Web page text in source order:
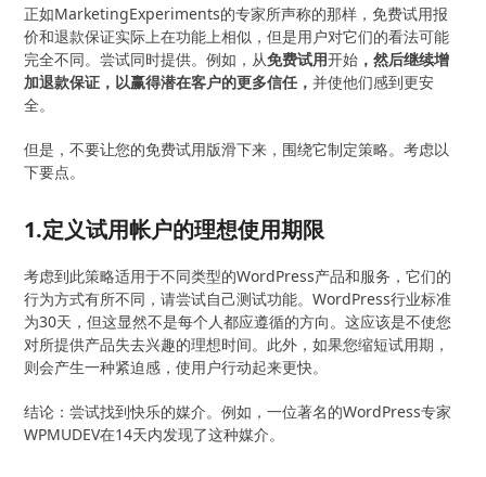
正如MarketingExperiments的专家所声称的那样，免费试用报
价和退款保证实际上在功能上相似，但是用户对它们的看法可能
完全不同。尝试同时提供。例如，从免费试用开始 ，然后继续增
加退款保证，以赢得潜在客户的更多信任， 并使他们感到更安
全。
但是，不要让您的免费试用版滑下来，围绕它制定策略。考虑以
下要点。
1.定义试用帐户的理想使用期限
考虑到此策略适用于不同类型的WordPress产品和服务，它们的
行为方式有所不同，请尝试自己测试功能。WordPress行业标准
为30天，但这显然不是每个人都应遵循的方向。这应该是不使您
对所提供产品失去兴趣的理想时间。此外，如果您缩短试用期，
则会产生一种紧迫感，使用户行动起来更快。
结论：尝试找到快乐的媒介。例如，一位著名的WordPress专家
WPMUDEV在14天内发现了这种媒介。